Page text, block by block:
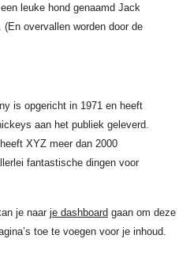
leuke hond genaamd Jack
overvallen worden door de
is opgericht in 1971 en heeft
aan het publiek geleverd.
XYZ meer dan 2000
fantastische dingen voor
je naar je dashboard gaan om deze
toe te voegen voor je inhoud.